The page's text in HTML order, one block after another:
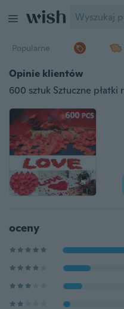
Popularne
Opinie klientów
oceny